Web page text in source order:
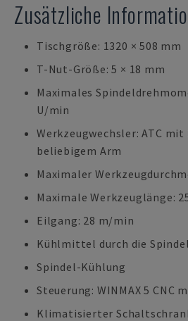
Zusätzliche
Tischgröße: 1320 × 508 mm
T-Nut-Größe: 5 × 18 mm
Maximales
U/min
Werkzeugwechsler: ATC
beliebigem Arm
Maximaler
Maximale Werkzeuglänge:
Eilgang: 28 m/min
Kühlmittel durch die
Spindel-Kühlung
Steuerung: WINMAX 5 CNC
Klimatisierter